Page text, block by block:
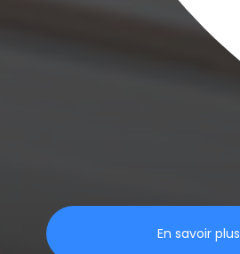
En savoir plus